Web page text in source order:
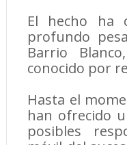
El hecho ha
profundo
Barrio
conocido por
Hasta el
han ofrecido
posibles